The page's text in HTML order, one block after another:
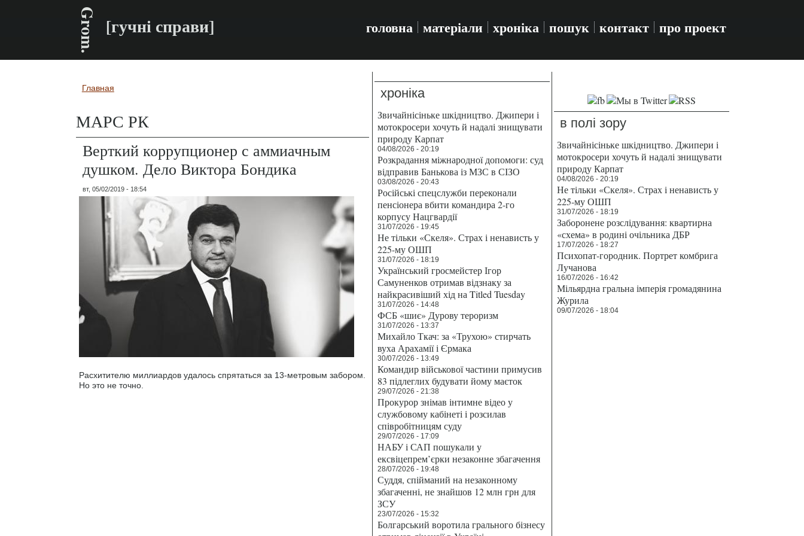
Grom. [гучні справи] головна матеріали хроніка пошук контакт про проект
Вы здесь
Главная
МАРС РК
Верткий коррупционер с аммиачным
душком. Дело Виктора Бондика
вт, 05/02/2019 - 18:54
Расхитителю миллиардов удалось спрятаться за 13-метровым забором.
Но это не точно.
хроніка
Звичайнісіньке шкідництво. Джипери і
мотокросери хочуть й надалі знищувати
природу Карпат
04/08/2026 - 20:19
Розкрадання міжнародної допомоги: суд
відправив Банькова із МЗС в СІЗО
03/08/2026 - 20:43
Російські спецслужби переконали
пенсіонера вбити командира 2-го
корпусу Нацгвардії
31/07/2026 - 19:45
Не тільки «Скеля». Страх і ненависть у
225-му ОШП
31/07/2026 - 18:19
Український гросмейстер Ігор
Самуненков отримав відзнаку за
найкрасивіший хід на Titled Tuesday
31/07/2026 - 14:48
ФСБ «шиє» Дурову тероризм
31/07/2026 - 13:37
Михайло Ткач: за «Трухою» стирчать
вуха Арахамії і Єрмака
30/07/2026 - 13:49
Командир військової частини примусив
83 підлеглих будувати йому маєток
29/07/2026 - 21:38
Прокурор знімав інтимне відео у
службовому кабінеті і розсилав
співробітницям суду
29/07/2026 - 17:09
НАБУ і САП пошукали у
ексвіцепрем’єрки незаконне збагачення
28/07/2026 - 19:48
Суддя, спійманий на незаконному
збагаченні, не знайшов 12 млн грн для
ЗСУ
23/07/2026 - 15:32
Болгарський воротила грального бізнесу
в полі зору
Звичайнісіньке шкідництво. Джипери і
мотокросери хочуть й надалі знищувати
природу Карпат
04/08/2026 - 20:19
Не тільки «Скеля». Страх і ненависть у
225-му ОШП
31/07/2026 - 18:19
Заборонене розслідування: квартирна
«схема» в родині очільника ДБР
17/07/2026 - 18:27
Психопат-городник. Портрет комбрига
Лучанова
16/07/2026 - 16:42
Мільярдна гральна імперія громадянина
Журила
09/07/2026 - 18:04